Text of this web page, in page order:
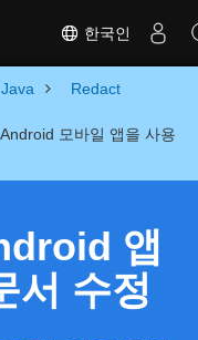
한국인
Redact
모바일 앱을 사용
앱
서 수정